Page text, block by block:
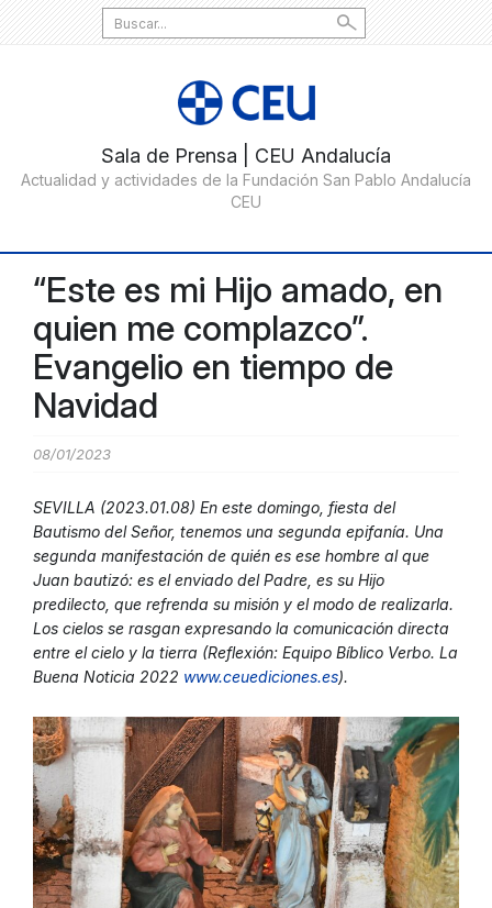
Search
for:
“Este es mi Hijo amado, en
quien me complazco”.
Evangelio en tiempo de
Navidad
08/01/2023
SEVILLA (2023.01.08) En este domingo, fiesta del
Bautismo del Señor, tenemos una segunda epifanía. Una
segunda manifestación de quién es ese hombre al que
Juan bautizó: es el enviado del Padre, es su Hijo
predilecto, que refrenda su misión y el modo de realizarla.
Los cielos se rasgan expresando la comunicación directa
entre el cielo y la tierra (Reflexión: Equipo Bíblico Verbo. La
Buena Noticia 2022 www.ceuediciones.es).